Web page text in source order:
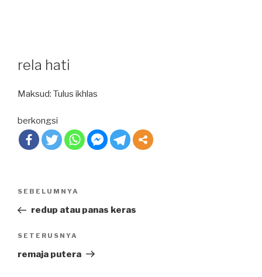
rela hati
Maksud: Tulus ikhlas
berkongsi
Post
Previous
Post
SEBELUMNYA
redup atau panas keras
Next
Post
SETERUSNYA
remaja putera